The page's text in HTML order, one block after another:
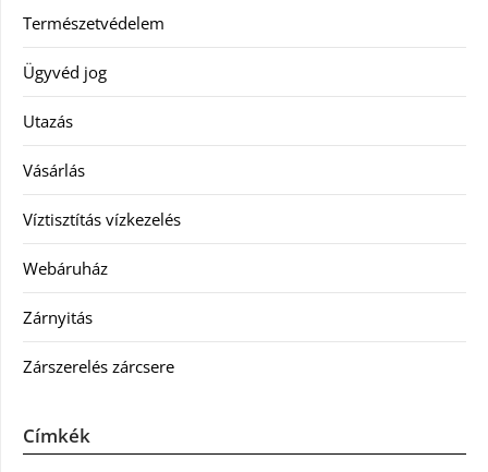
Természetvédelem
Ügyvéd jog
Utazás
Vásárlás
Víztisztítás vízkezelés
Webáruház
Zárnyitás
Zárszerelés zárcsere
Címkék